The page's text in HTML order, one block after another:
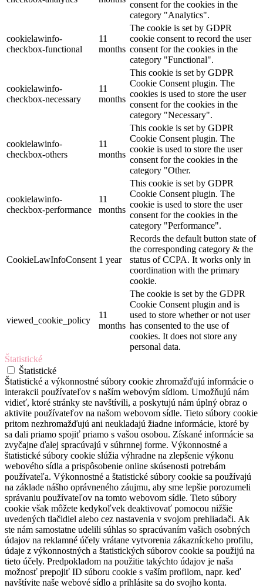
consent for the cookies in the
category "Analytics".
cookielawinfo-
checkbox-functional
11
months
The cookie is set by GDPR
cookie consent to record the user
consent for the cookies in the
category "Functional".
cookielawinfo-
checkbox-necessary
11
months
This cookie is set by GDPR
Cookie Consent plugin. The
cookies is used to store the user
consent for the cookies in the
category "Necessary".
cookielawinfo-
checkbox-others
11
months
This cookie is set by GDPR
Cookie Consent plugin. The
cookie is used to store the user
consent for the cookies in the
category "Other.
cookielawinfo-
checkbox-performance
11
months
This cookie is set by GDPR
Cookie Consent plugin. The
cookie is used to store the user
consent for the cookies in the
category "Performance".
CookieLawInfoConsent 1 year
Records the default button state of
the corresponding category & the
status of CCPA. It works only in
coordination with the primary
cookie.
viewed_cookie_policy
11
months
The cookie is set by the GDPR
Cookie Consent plugin and is
used to store whether or not user
has consented to the use of
cookies. It does not store any
personal data.
Štatistické
Štatistické
Štatistické a výkonnostné súbory cookie zhromažďujú informácie o
interakcii používateľov s naším webovým sídlom. Umožňujú nám
vidieť, ktoré stránky ste navštívili, a poskytujú nám úplný obraz o
aktivite používateľov na našom webovom sídle. Tieto súbory cookie
pritom nezhromažďujú ani neukladajú žiadne informácie, ktoré by
sa dali priamo spojiť priamo s vašou osobou. Získané informácie sa
zvyčajne ďalej spracúvajú v súhrnnej forme. Výkonnostné a
štatistické súbory cookie slúžia výhradne na zlepšenie výkonu
webového sídla a prispôsobenie online skúsenosti potrebám
používateľa. Výkonnostné a štatistické súbory cookie sa používajú
na základe nášho oprávneného záujmu, aby sme lepšie porozumeli
správaniu používateľov na tomto webovom sídle. Tieto súbory
cookie však môžete kedykoľvek deaktivovať pomocou nižšie
uvedených tlačidiel alebo cez nastavenia v svojom prehliadači. Ak
ste nám samostatne udelili súhlas so spracúvaním vašich osobných
údajov na reklamné účely vrátane vytvorenia zákazníckeho profilu,
údaje z výkonnostných a štatistických súborov cookie sa použijú na
tieto účely. Predpokladom na použitie takýchto údajov je naša
možnosť prepojiť ID súboru cookie s vaším profilom, napr. keď
navštívite naše webové sídlo a prihlásite sa do svojho konta.